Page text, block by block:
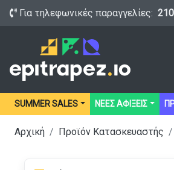
Για τηλεφωνικές παραγγελίες:
SUMMER SALES ΝΕΕΣ ΑΦΙΞΕΙΣ
Αρχική Προϊόν Κατασκευαστής